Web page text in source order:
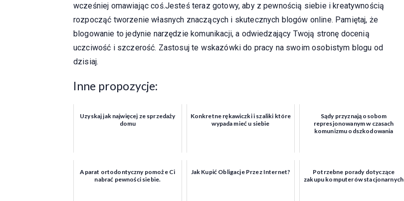
wcześniej omawiając coś.Jesteś teraz gotowy, aby z pewnością siebie i kreatywnością
rozpocząć tworzenie własnych znaczących i skutecznych blogów online. Pamiętaj, że
blogowanie to jedynie narzędzie komunikacji, a odwiedzający Twoją stronę docenią
uczciwość i szczerość. Zastosuj te wskazówki do pracy na swoim osobistym blogu od
dzisiaj.
Inne propozycje:
Uzyskaj jak najwięcej ze sprzedaży
domu
Konkretne rękawiczki i szaliki które
wypada mieć u siebie
Sądy przyznają osobom
represjonowanym w czasach
komunizmu odszkodowania
Aparat ortodontyczny pomoże Ci
nabrać pewności siebie.
Jak Kupić Obligacje Przez Internet?
Potrzebne porady dotyczące
zakupu komputerów stacjonarnych